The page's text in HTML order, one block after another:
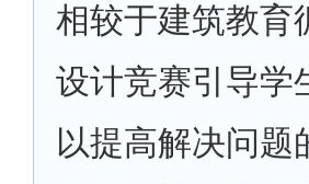
相较于建筑教育
设计竞赛引导学
以提高解决问题